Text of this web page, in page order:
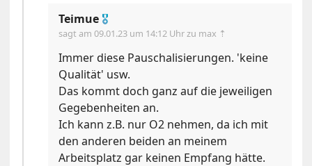
Teimue 🎖
sagt am09.01.23 um 14:12 Uhrzu max ⇡
Immer diese Pauschalisierungen. 'keine
Qualität' usw.
Das kommt doch ganz auf die jeweiligen
Gegebenheiten an.
Ich kann z.B. nur O2 nehmen, da ich mit
den anderen beiden an meinem
Arbeitsplatz gar keinen Empfang hätte.